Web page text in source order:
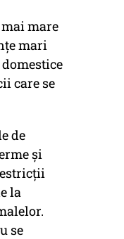
mare
mari
care se
de
şi
la
se